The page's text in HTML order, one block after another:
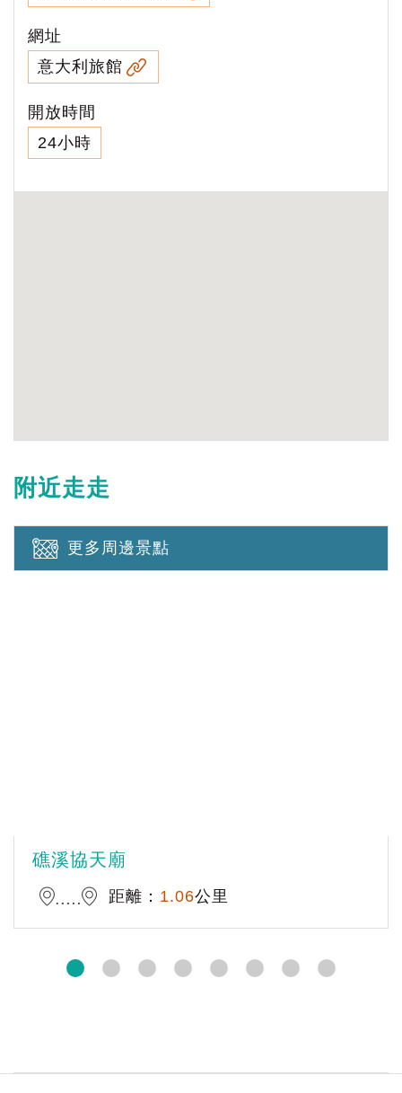
網址
意大利旅館
開放時間
24小時
附近走走
更多周邊景點
礁溪協天廟
距離： 1.06公里